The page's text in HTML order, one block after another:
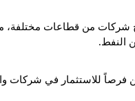
شركات من قطاعات مختلفة،
النفط.
فرصاً للاستثمار في شركات